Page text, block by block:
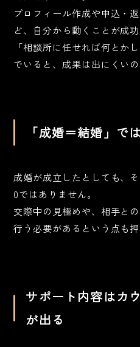
プロフィール作成や申込・
ど、自分から動くことが成功
「相談所に任せれば何とか
でいると、成果は出にくいの
「成婚＝結婚」で
成婚が成立したとしても、
0ではありません。
交際中の見極めや、相手と
行う必要があるという点も
サポート内容はカ
が出る